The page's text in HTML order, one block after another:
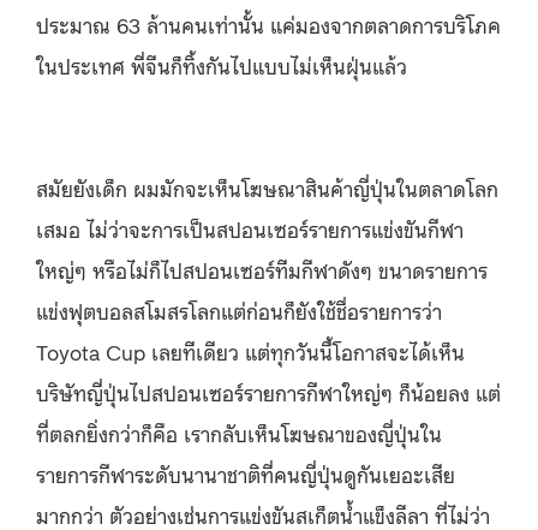
ประมาณ 63 ล้านคนเท่านั้น แค่มองจากตลาดการบริโภค
ในประเทศ พี่จีนก็ทิ้งกันไปแบบไม่เห็นฝุ่นแล้ว
สมัยยังเด็ก ผมมักจะเห็นโฆษณาสินค้าญี่ปุ่นในตลาดโลก
เสมอ ไม่ว่าจะการเป็นสปอนเซอร์รายการแข่งขันกีฬา
ใหญ่ๆ หรือไม่ก็ไปสปอนเซอร์ทีมกีฬาดังๆ ขนาดรายการ
แข่งฟุตบอลสโมสรโลกแต่ก่อนก็ยังใช้ชื่อรายการว่า
Toyota Cup เลยทีเดียว แต่ทุกวันนี้โอกาสจะได้เห็น
บริษัทญี่ปุ่นไปสปอนเซอร์รายการกีฬาใหญ่ๆ ก็น้อยลง แต่
ที่ตลกยิ่งกว่าก็คือ เรากลับเห็นโฆษณาของญี่ปุ่นใน
รายการกีฬาระดับนานาชาติที่คนญี่ปุ่นดูกันเยอะเสีย
มากกว่า ตัวอย่างเช่นการแข่งขันสเก็ตน้ำแข็งลีลา ที่ไม่ว่า